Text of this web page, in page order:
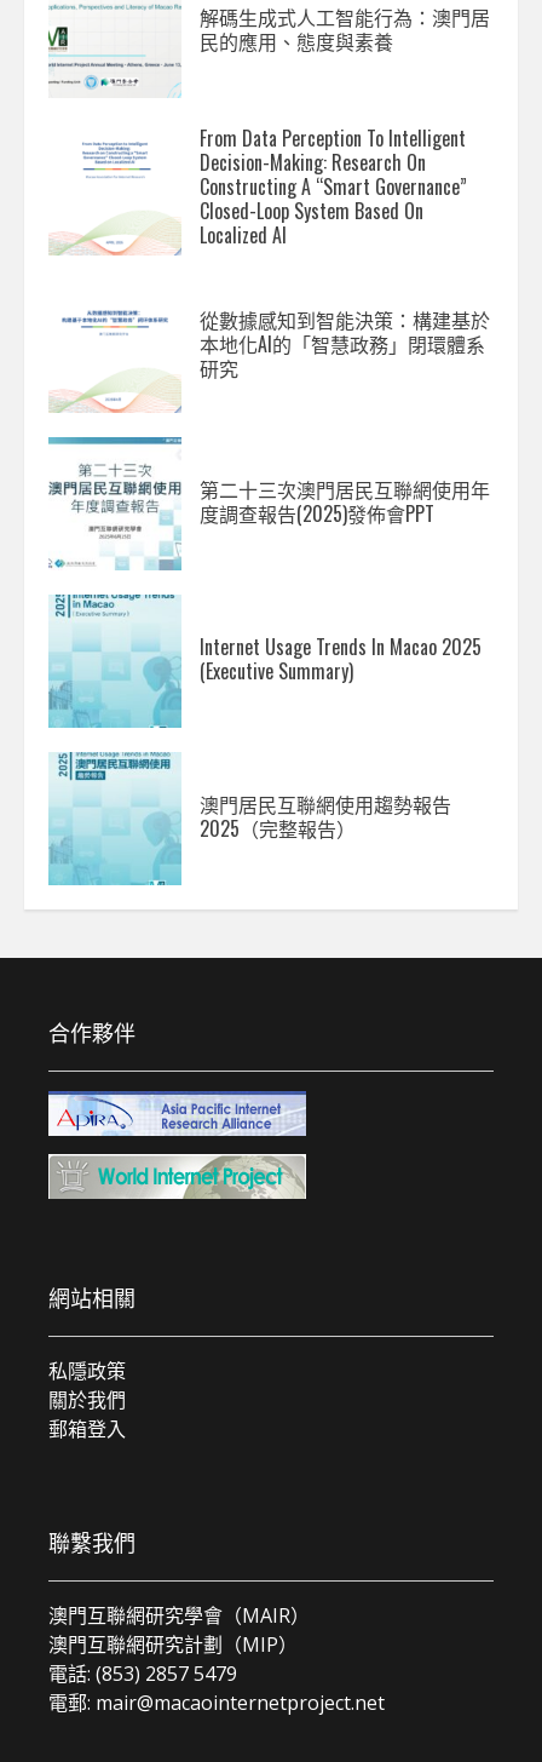
解碼生成式人工智能行為：澳門居
民的應用、態度與素養
From Data Perception To Intelligent
Decision-Making: Research On
Constructing A “Smart Governance”
Closed-Loop System Based On
Localized AI
從數據感知到智能決策：構建基於
本地化AI的「智慧政務」閉環體系
研究
第二十三次澳門居民互聯網使用年
度調查報告(2025)發佈會PPT
Internet Usage Trends In Macao 2025
(Executive Summary)
澳門居民互聯網使用趨勢報告
2025（完整報告）
合作夥伴
網站相關
私隱政策
關於我們
郵箱登入
聯繫我們
澳門互聯網研究學會（MAIR）
澳門互聯網研究計劃（MIP）
電話: (853) 2857 5479
電郵: mair@macaointernetproject.net